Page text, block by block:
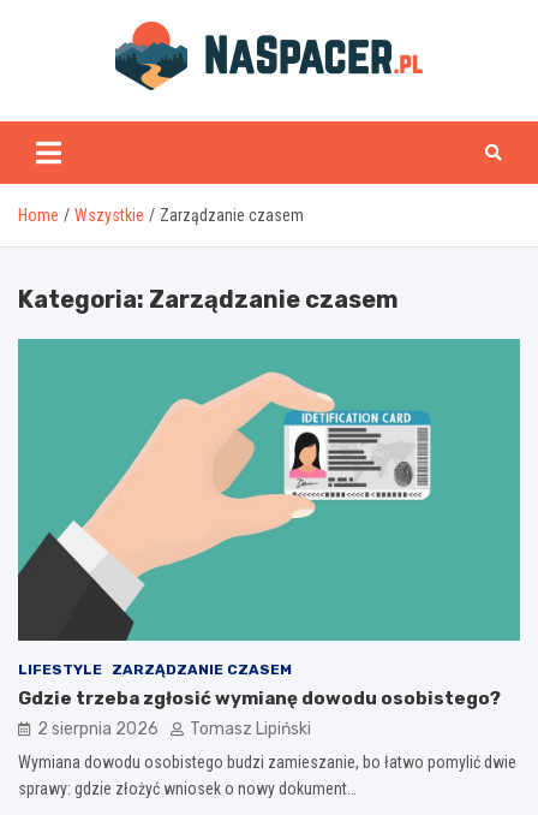
naspacer.pl
Home Wszystkie Zarządzanie czasem
Kategoria: Zarządzanie czasem
LIFESTYLE ZARZĄDZANIE CZASEM
Gdzie trzeba zgłosić wymianę dowodu osobistego?
2 sierpnia 2026 Tomasz Lipiński
Wymiana dowodu osobistego budzi zamieszanie, bo łatwo pomylić dwie
sprawy: gdzie złożyć wniosek o nowy dokument…